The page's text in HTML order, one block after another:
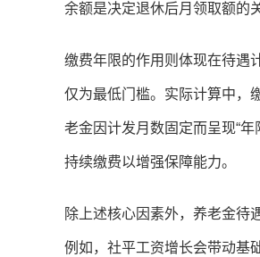
余额是决定退休后月领取额的
缴费年限的作用则体现在待遇
仅为最低门槛。实际计算中，
老金因计发月数固定而呈现“
持续缴费以增强保障能力。
除上述核心因素外，养老金待
例如，社平工资增长会带动基